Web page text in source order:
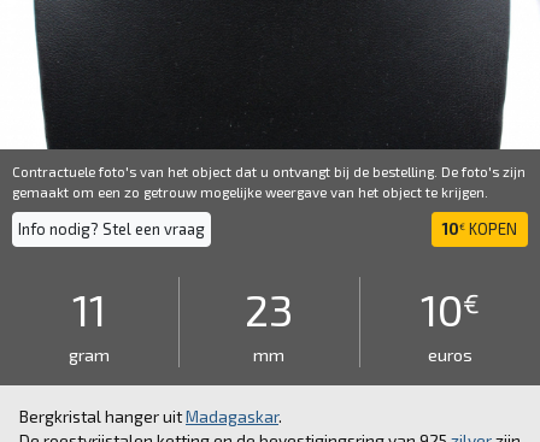
Contractuele foto's van het object dat u ontvangt bij de bestelling. De foto's zijn
gemaakt om een ​​zo getrouw mogelijke weergave van het object te krijgen.
Info nodig? Stel een vraag 10€ KOPEN
11
gram
23
mm
10€
euros
Bergkristal hanger uitMadagaskar.